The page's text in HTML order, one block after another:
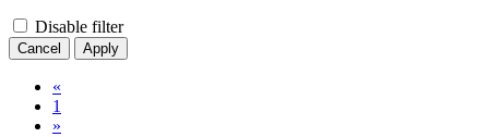
Disable filter
Cancel Apply
«
1
»